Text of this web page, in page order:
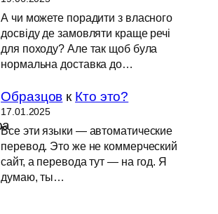
А чи можете порадити з власного
досвіду де замовляти краще речі
для походу? Але так щоб була
нормальна доставка до…
Образцов к Кто это?
17.01.2025
Все эти языки — автоматические
перевод. Это же не коммерческий
сайт, а перевода тут — на год. Я
думаю, ты…